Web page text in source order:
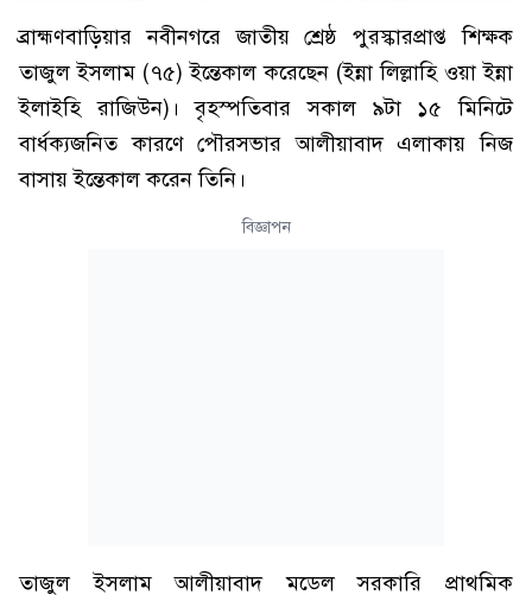
ব্রাহ্মণবাড়িয়ার নবীনগরে জাতীয় শ্রেষ্ঠ পুরস্কারপ্রাপ্ত শিক্ষক
তাজুল ইসলাম (৭৫) ইন্তেকাল করেছেন (ইন্না লিল্লাহি ওয়া ইন্না
ইলাইহি রাজিউন)। বৃহস্পতিবার সকাল ৯টা ১৫ মিনিটে
বার্ধক্যজনিত কারণে পৌরসভার আলীয়াবাদ এলাকায় নিজ
বাসায় ইন্তেকাল করেন তিনি।
বিজ্ঞাপন
তাজুল ইসলাম আলীয়াবাদ মডেল সরকারি প্রাথমিক